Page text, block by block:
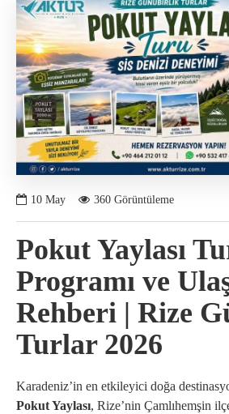
10 May 360 Görüntüleme
Pokut Yaylası
Programı ve
Rehberi | Rize
Turlar 2026
Karadeniz’in en etkileyici doğa
Pokut Yaylası, Rize’nin Çamlıhemşin